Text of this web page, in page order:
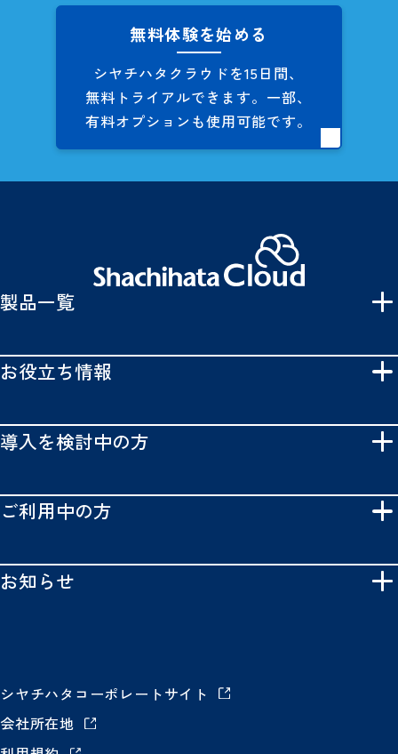
無料体験を始める
シヤチハタクラウドを15日間、
無料トライアルできます。 一部、
有料オプションも使用可能です。
製品一覧
お役立ち情報
導入を検討中の方
ご利用中の方
お知らせ
シヤチハタコーポレートサイト
会社所在地